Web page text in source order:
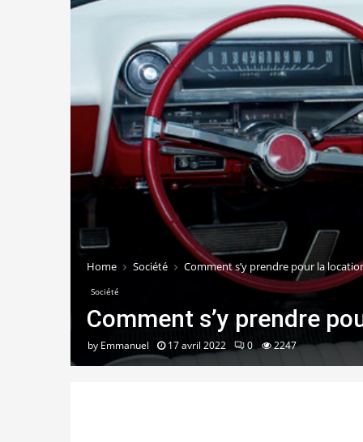
Home Société Comment s’y prendre pour la
Société
Comment s’y prendre
by Emmanuel 17 avril 2022 0 2247